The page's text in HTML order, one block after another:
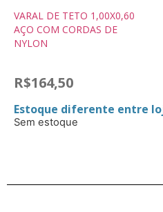
VARAL DE TETO 1,00X0,60
AÇO COM CORDAS DE
NYLON
R$164,50
Estoque diferente entre
Sem estoque